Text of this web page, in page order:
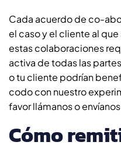
Cada acuerdo de co-
el caso y el cliente al
estas colaboraciones
activa de todas las
o tu cliente podrían
codo con nuestro
favor llámanos o
Cómo